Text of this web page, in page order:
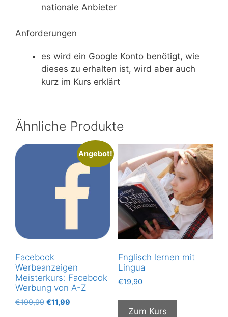
nationale Anbieter
Anforderungen
es wird ein Google Konto benötigt, wie
dieses zu erhalten ist, wird aber auch
kurz im Kurs erklärt
Ähnliche Produkte
Angebot!
Facebook
Werbeanzeigen
Meisterkurs: Facebook
Werbung von A-Z
€199,99 Ursprünglicher
€11,99
Englisch lernen mit
Lingua
€19,90
Zum Kurs